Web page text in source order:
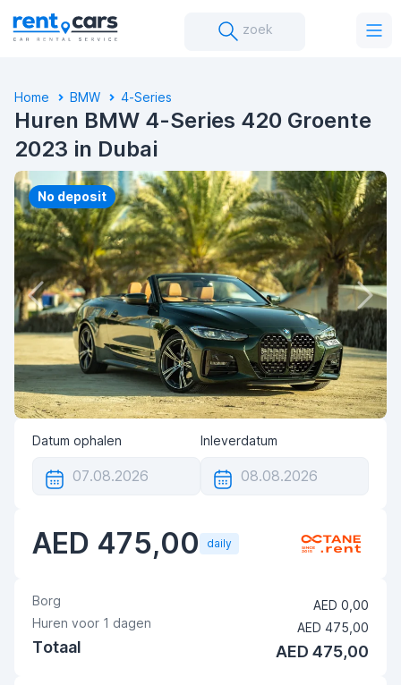
zoek
Home BMW 4-Series
Huren BMW 4-Series 420 Groente
2023 in Dubai
No deposit
Datum ophalen Inleverdatum
AED 475,00 daily
Borg
AED 0,00
Huren voor 1 dagen AED 475,00
Totaal AED 475,00